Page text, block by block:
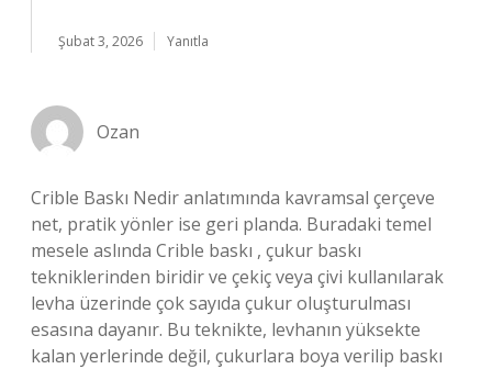
Şubat 3, 2026 Yanıtla
Ozan
Crible Baskı Nedir anlatımında kavramsal çerçeve
net, pratik yönler ise geri planda. Buradaki temel
mesele aslında Crible baskı , çukur baskı
tekniklerinden biridir ve çekiç veya çivi kullanılarak
levha üzerinde çok sayıda çukur oluşturulması
esasına dayanır. Bu teknikte, levhanın yüksekte
kalan yerlerinde değil, çukurlara boya verilip baskı